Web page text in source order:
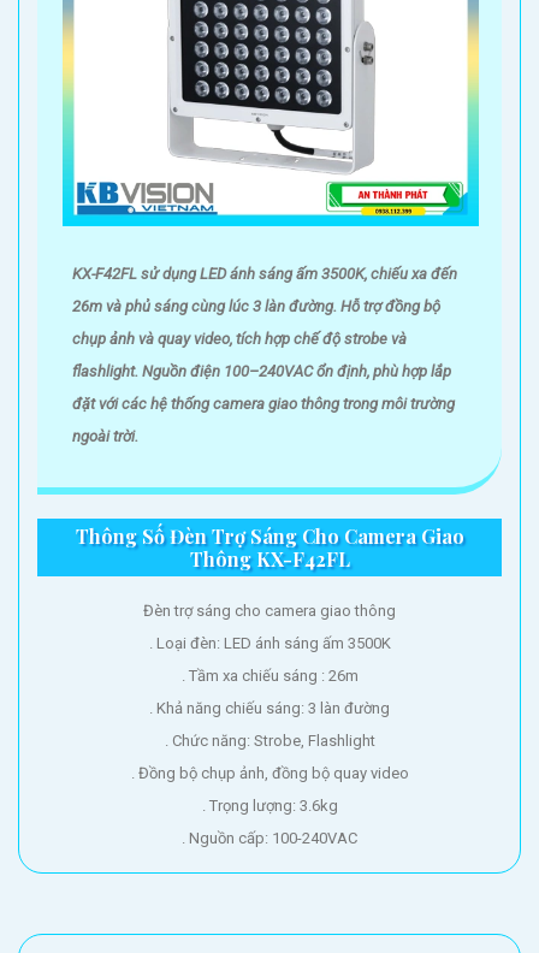
KX-F42FL sử dụng LED ánh sáng ấm 3500K, chiếu xa đến
26m và phủ sáng cùng lúc 3 làn đường. Hỗ trợ đồng bộ
chụp ảnh và quay video, tích hợp chế độ strobe và
flashlight. Nguồn điện 100–240VAC ổn định, phù hợp lắp
đặt với các hệ thống camera giao thông trong môi trường
ngoài trời.
Thông Số Đèn Trợ Sáng Cho Camera Giao
Thông KX-F42FL
Đèn trợ sáng cho camera giao thông
. Loại đèn: LED ánh sáng ấm 3500K
. Tầm xa chiếu sáng : 26m
. Khả năng chiếu sáng: 3 làn đường
. Chức năng: Strobe, Flashlight
. Đồng bộ chụp ảnh, đồng bộ quay video
. Trọng lượng: 3.6kg
. Nguồn cấp: 100-240VAC